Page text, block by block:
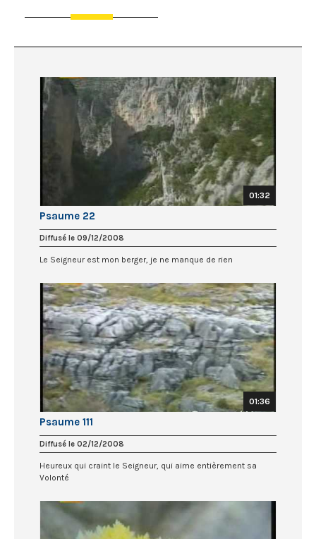
01:32
Psaume 22
Diffusé le 09/12/2008
Le Seigneur est mon berger, je ne manque de rien
01:36
Psaume 111
Diffusé le 02/12/2008
Heureux qui craint le Seigneur, qui aime entièrement sa
Volonté